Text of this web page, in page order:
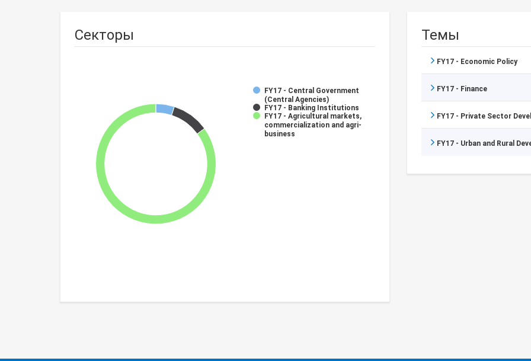
Секторы
FY17 - Central Government
(Central Agencies)
FY17 - Banking Institutions
FY17 - Agricultural markets,
commercialization and agri-
business
Темы
FY17 - Economic Policy
FY17 - Finance
FY17 - Private Sector
FY17 - Urban and Rural